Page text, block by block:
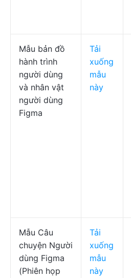
Mẫu bản đồ
hành trình
người dùng
và nhân vật
người dùng
Figma
Tải
xuống
mẫu
này
Mẫu Câu
chuyện Người
dùng Figma
(Phiên họp
Tải
xuống
mẫu
này